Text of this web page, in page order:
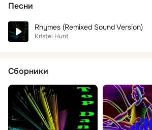
Песни
Rhymes (Remixed Sound Version)
Kristel Hunt
Сборники